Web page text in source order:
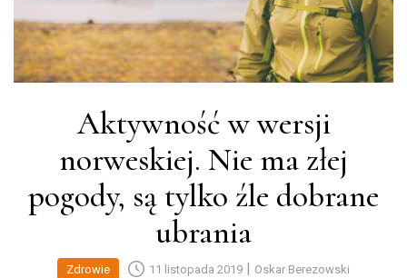
Aktywność w wersji
norweskiej. Nie ma złej
pogody, są tylko źle dobrane
ubrania
Zdrowie 11 listopada 2019 | Oskar Berezowski